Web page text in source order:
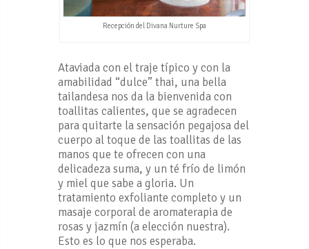
Recepción del Divana Nurture Spa
Ataviada con el traje típico y con la
amabilidad “dulce” thai, una bella
tailandesa nos da la bienvenida con
toallitas calientes, que se agradecen
para quitarte la sensación pegajosa del
cuerpo al toque de las toallitas de las
manos que te ofrecen con una
delicadeza suma, y un té frío de limón
y miel que sabe a gloria. Un
tratamiento exfoliante completo y un
masaje corporal de aromaterapia de
rosas y jazmín (a elección nuestra).
Esto es lo que nos esperaba.